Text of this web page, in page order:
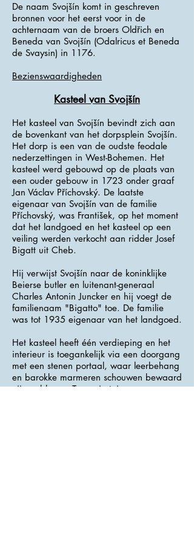
De naam Svojšín komt in geschreven
bronnen voor het eerst voor in de
achternaam van de broers Oldřich en
Beneda van Svojšín (Odalricus et Beneda
de Svaysin) in 1176.
Bezienswaardigheden
Kasteel van Svojšín
Het kasteel van Svojšín bevindt zich aan
de bovenkant van het dorpsplein Svojšín.
Het dorp is een van de oudste feodale
nederzettingen in West-Bohemen. Het
kasteel werd gebouwd op de plaats van
een ouder gebouw in 1723 onder graaf
Jan Václav Příchovský. De laatste
eigenaar van Svojšín van de familie
Příchovský, was František, op het moment
dat het landgoed en het kasteel op een
veiling werden verkocht aan ridder Josef
Bigatt uit Cheb.
Hij verwijst Svojšín naar de koninklijke
Beierse butler en luitenant-generaal
Charles Antonin Juncker en hij voegt de
familienaam "Bigatto" toe. De familie
was tot 1935 eigenaar van het landgoed.
Het kasteel heeft één verdieping en het
interieur is toegankelijk via een doorgang
met een stenen portaal, waar leerbehang
en barokke marmeren schouwen bewaard
zijn gebleven. Twee siertuinen grenzen